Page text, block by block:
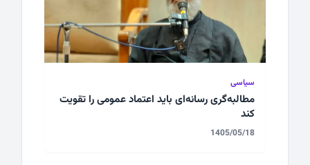
سیاسی
مطالبه‌گری رسانه‌ای باید اعتماد عمومی را تقویت
کند
1405/05/18